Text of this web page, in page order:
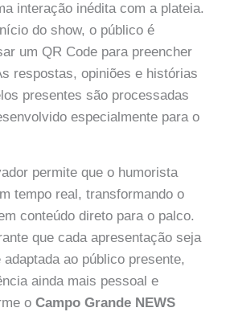
interação inédita com a plateia.
do show, o público é
um QR Code para preencher
respostas, opiniões e histórias
presentes são processadas
especialmente para o
permite que o humorista
tempo real, transformando o
conteúdo direto para o palco.
que cada apresentação seja
ao público presente,
ainda mais pessoal e
oCampo Grande NEWS